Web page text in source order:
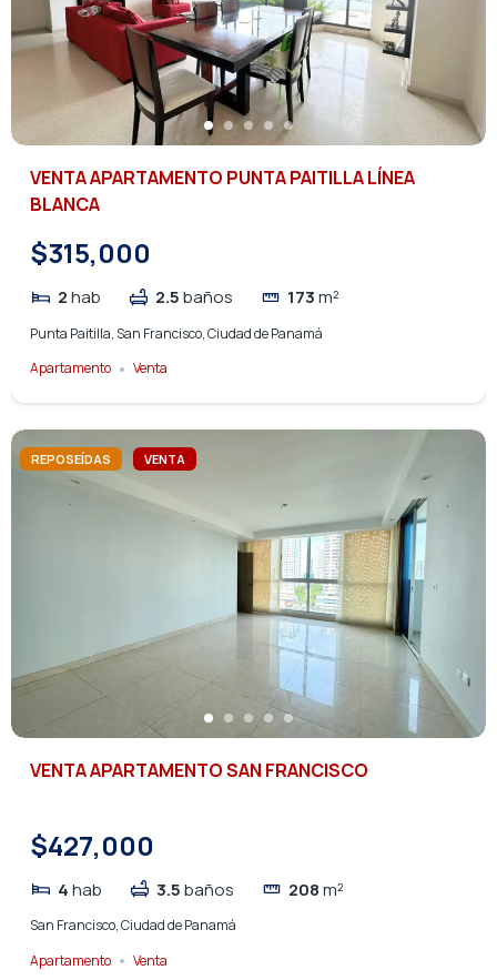
VENTA APARTAMENTO PUNTA PAITILLA LÍNEA
BLANCA
$315,000
2hab 2.5baños 173m²
Punta Paitilla, San Francisco, Ciudad de Panamá
Apartamento
Venta
REPOSEÍDAS VENTA
VENTA APARTAMENTO SAN FRANCISCO
$427,000
4hab 3.5baños 208m²
San Francisco, Ciudad de Panamá
Apartamento
Venta